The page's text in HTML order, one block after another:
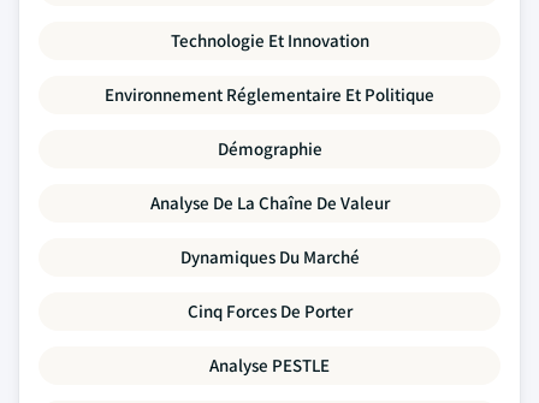
Technologie Et Innovation
Environnement Réglementaire Et Politique
Démographie
Analyse De La Chaîne De Valeur
Dynamiques Du Marché
Cinq Forces De Porter
Analyse PESTLE